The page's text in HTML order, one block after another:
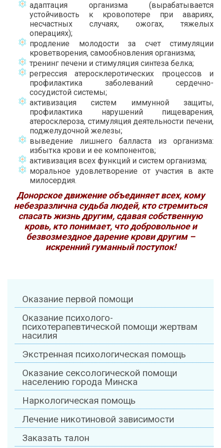
адаптация организма (вырабатывается
устойчивость к кровопотере при авариях,
несчастных случаях, ожогах, тяжелых
операциях);
продление молодости за счет стимуляции
кроветворения, самообновления организма;
тренинг печени и стимуляция синтеза белка;
регрессия атеросклеротических процессов и
профилактика заболеваний сердечно-
сосудистой системы;
активизация систем иммунной защиты,
профилактика нарушений пищеварения,
атеросклероза, стимуляция деятельности печени,
поджелудочной железы;
выведение лишнего балласта из организма:
избытка крови и ее компонентов;
активизация всех функций и систем организма;
моральное удовлетворение от участия в акте
милосердия.
Донорское движение объединяет всех, кому
небезразлична судьба людей, кто стремиться
спасать жизнь другим, сдавая собственную
кровь, кто понимает, что добровольное и
безвозмездное дарение крови другим –
искренний гуманный поступок!
Оказание первой помощи
Оказание психолого-
психотерапевтической помощи жертвам
насилия
Экстренная психологическая помощь
Оказание сексологической помощи
населению города Минска
Наркологическая помощь
Лечение никотиновой зависимости
Заказать талон